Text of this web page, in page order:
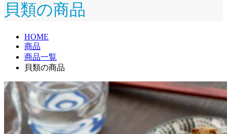
貝類の商品
HOME
商品
商品一覧
貝類の商品